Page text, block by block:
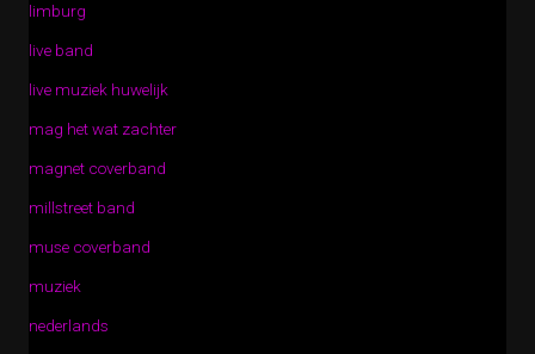
limburg
live band
live muziek huwelijk
mag het wat zachter
magnet coverband
millstreet band
muse coverband
muziek
nederlands